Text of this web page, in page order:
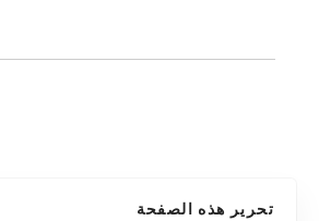
تحرير هذه الصفحة